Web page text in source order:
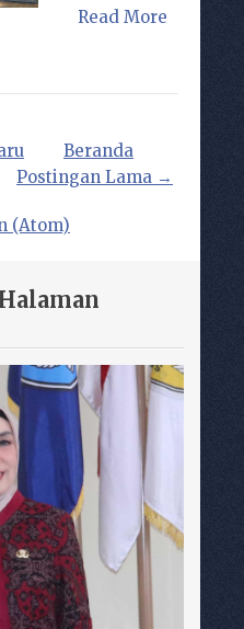
Read More
Postingan Lama →
Beranda
(Atom)